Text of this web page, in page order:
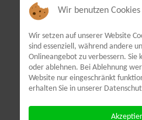
Wir benutzen Cookies
Wir setzen auf unserer Website
sind essenziell, während andere
Onlineangebot zu verbessern. Sie
oder ablehnen. Bei Ablehnung
Website nur eingeschränkt
erhalten Sie in unserer